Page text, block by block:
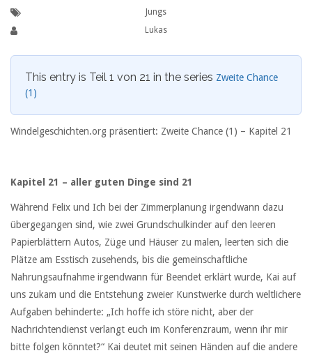
Jungs
Lukas
This entry is Teil 1 von 21 in the series Zweite Chance
(1)
Windelgeschichten.org präsentiert: Zweite Chance (1) – Kapitel 21
Kapitel 21 – aller guten Dinge sind 21
Während Felix und Ich bei der Zimmerplanung irgendwann dazu
übergegangen sind, wie zwei Grundschulkinder auf den leeren
Papierblättern Autos, Züge und Häuser zu malen, leerten sich die
Plätze am Esstisch zusehends, bis die gemeinschaftliche
Nahrungsaufnahme irgendwann für Beendet erklärt wurde, Kai auf
uns zukam und die Entstehung zweier Kunstwerke durch weltlichere
Aufgaben behinderte: „Ich hoffe ich störe nicht, aber der
Nachrichtendienst verlangt euch im Konferenzraum, wenn ihr mir
bitte folgen könntet?“ Kai deutet mit seinen Händen auf die andere